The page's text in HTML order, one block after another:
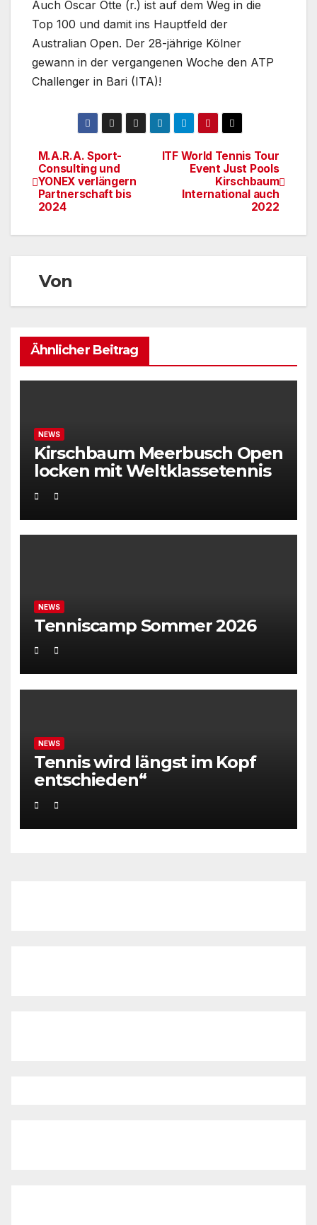
Auch Oscar Otte (r.) ist auf dem Weg in die
Top 100 und damit ins Hauptfeld der
Australian Open. Der 28-jährige Kölner
gewann in der vergangenen Woche den ATP
Challenger in Bari (ITA)!
Beitragsnavigation
ITF World Tennis Tour
Event Just Pools
Kirschbaum
International auch
2022
M.A.R.A. Sport-
Consulting und
YONEX verlängern
Partnerschaft bis
2024
Von
Ähnlicher Beitrag
NEWS
Kirschbaum Meerbusch Open
locken mit Weltklassetennis
NEWS
Tenniscamp Sommer 2026
NEWS
Tennis wird längst im Kopf
entschieden“